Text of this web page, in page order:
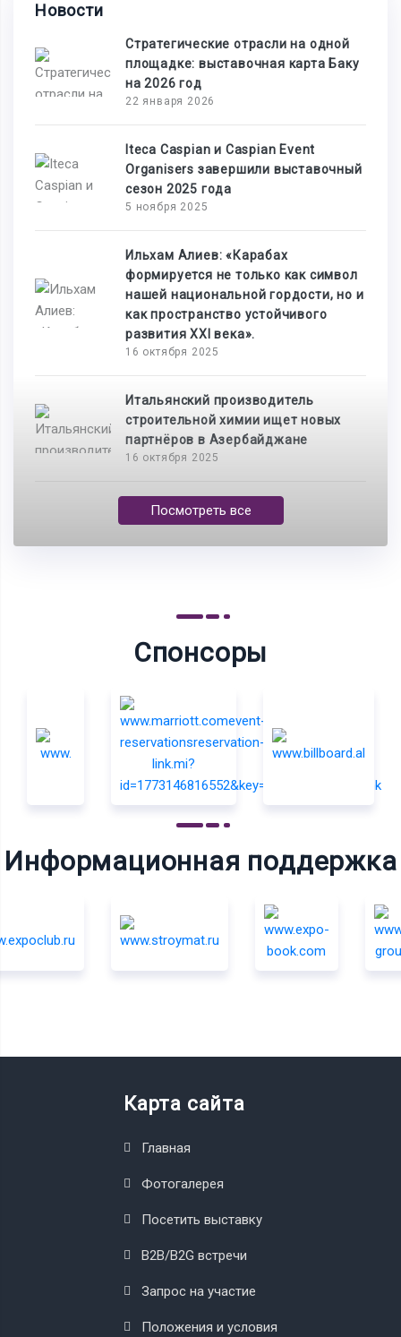
Новости
Стратегические отрасли на одной
площадке: выставочная карта Баку
на 2026 год
22 января 2026
Iteca Caspian и Caspian Event
Organisers завершили выставочный
сезон 2025 года
5 ноября 2025
Ильхам Алиев: «Карабах
формируется не только как символ
нашей национальной гордости, но и
как пространство устойчивого
развития XXI века».
16 октября 2025
Итальянский производитель
строительной химии ищет новых
партнёров в Азербайджане
16 октября 2025
Посмотреть все
Спонсоры
Информационная поддержка
Карта сайта
Главная
Фотогалерея
Посетить выставку
B2B/B2G встречи
Запрос на участие
Положения и условия